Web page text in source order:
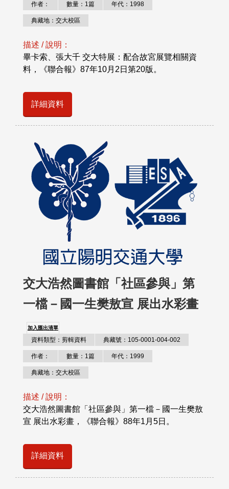
作者： 數量：1篇 年代：1998
典藏地：交大校區
描述 / 說明：
畢卡索、張大千 交大特展：配合故宮展覽相關資
料，《聯合報》87年10月2日第20版。
詳細資料
交大浩然圖書館「社區參與」第
一檔－國一生樊敖宣 展出水彩畫
加入匯出清單
資料類型：剪輯資料 典藏號：105-0001-004-002
作者： 數量：1篇 年代：1999
典藏地：交大校區
描述 / 說明：
交大浩然圖書館「社區參與」第一檔－國一生樊敖
宣 展出水彩畫，《聯合報》88年1月5日。
詳細資料